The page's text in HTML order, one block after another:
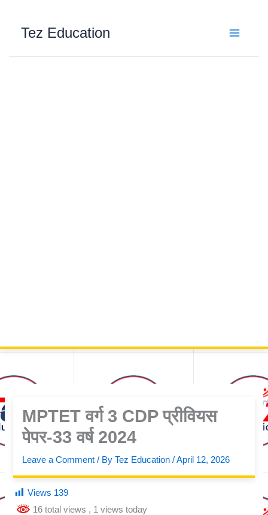
Tez Education
MPTET वर्ग 3 CDP प्रीवियस
पेपर-33 वर्ष 2024
Leave a Comment / ByTez Education/April 12, 2026
Views 139
16 total views , 1 views today